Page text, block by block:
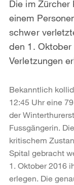
Die im Zürcher
einem
schwer
den 1.
Verletzungen
Bekanntlich
12:45 Uhr eine
der
Fussgängerin.
kritischem
Spital gebracht
1. Oktober 2016
erlegen. Die